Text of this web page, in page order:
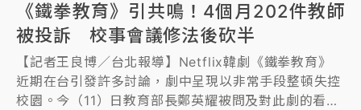
《鐵拳教育》引共鳴！4個月202件教師
被投訴 校事會議修法後砍半
【記者王良博／台北報導】Netflix韓劇《鐵拳教育》
近期在台引發許多討論，劇中呈現以非常手段整頓失控
校園。今（11）日教育部長鄭英耀被問及對此劇的看法